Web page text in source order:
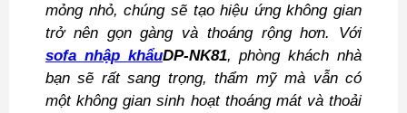
mỏng nhỏ, chúng sẽ tạo hiệu ứng không gian
trở nên gọn gàng và thoáng rộng hơn. Với
sofa nhập khẩuDP-NK81, phòng khách nhà
bạn sẽ rất sang trọng, thẩm mỹ mà vẫn có
một không gian sinh hoạt thoáng mát và thoải